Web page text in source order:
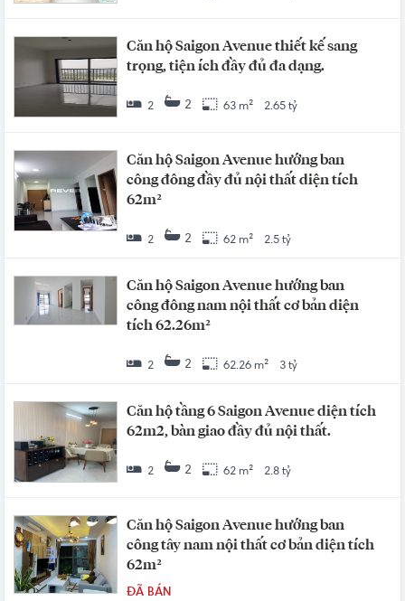
Căn hộ Saigon Avenue thiết kế sang
trọng, tiện ích đầy đủ đa dạng.
2 2 63 m² 2.65 tỷ
Căn hộ Saigon Avenue hướng ban
công đông đầy đủ nội thất diện tích
62m²
2 2 62 m² 2.5 tỷ
Căn hộ Saigon Avenue hướng ban
công đông nam nội thất cơ bản diện
tích 62.26m²
2 2 62.26 m² 3 tỷ
Căn hộ tầng 6 Saigon Avenue diện tích
62m2, bàn giao đầy đủ nội thất.
2 2 62 m² 2.8 tỷ
Căn hộ Saigon Avenue hướng ban
công tây nam nội thất cơ bản diện tích
62m²
ĐÃ BÁN